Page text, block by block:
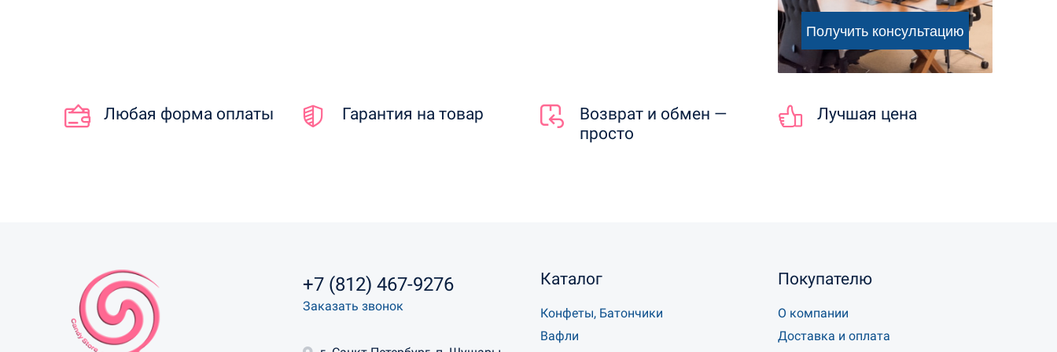
Любая форма оплаты Гарантия на товар
Возврат и обмен —
просто
Лучшая цена
+7 (812) 467-9276
Заказать звонок
Каталог
Конфеты, Батончики
Вафли
Покупателю
О компании
Доставка и оплата